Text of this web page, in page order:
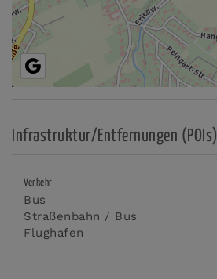
Infrastruktur/Entfernungen (POIs)
Verkehr
Bus
Straßenbahn / Bus
Flughafen